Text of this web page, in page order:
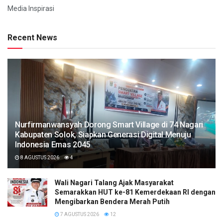
Media Inspirasi
Recent News
Nurfirmanwansyah Dorong Smart Village di 74 Nagari
Kabupaten Solok, Siapkan Generasi Digital Menuju
Indonesia Emas 2045
8 AGUSTUS 2026 4
Wali Nagari Talang Ajak Masyarakat
Semarakkan HUT ke-81 Kemerdekaan RI dengan
Mengibarkan Bendera Merah Putih
7 AGUSTUS 2026 12